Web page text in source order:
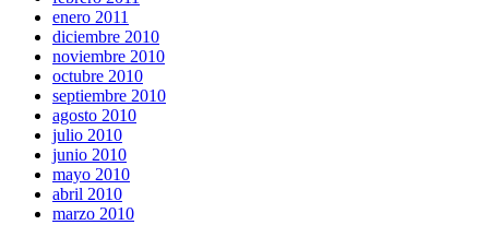
enero 2011
diciembre 2010
noviembre 2010
octubre 2010
septiembre 2010
agosto 2010
julio 2010
junio 2010
mayo 2010
abril 2010
marzo 2010